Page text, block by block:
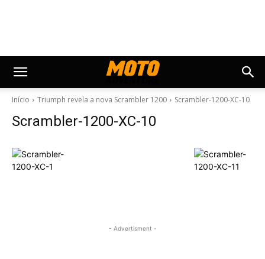
Início Triumph revela a nova Scrambler 1200 Scrambler-1200-XC-10
Scrambler-1200-XC-10
- Advertisment -